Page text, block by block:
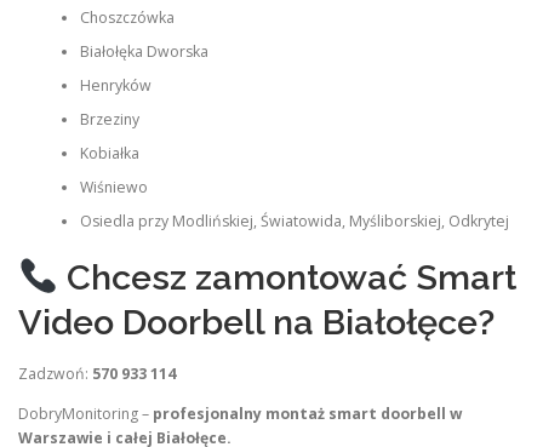
Choszczówka
Białołęka Dworska
Henryków
Brzeziny
Kobiałka
Wiśniewo
Osiedla przy Modlińskiej, Światowida, Myśliborskiej, Odkrytej
Chcesz zamontować Smart
Video Doorbell na Białołęce?
Zadzwoń: 570 933 114
DobryMonitoring – profesjonalny montaż smart doorbell w
Warszawie i całej Białołęce.